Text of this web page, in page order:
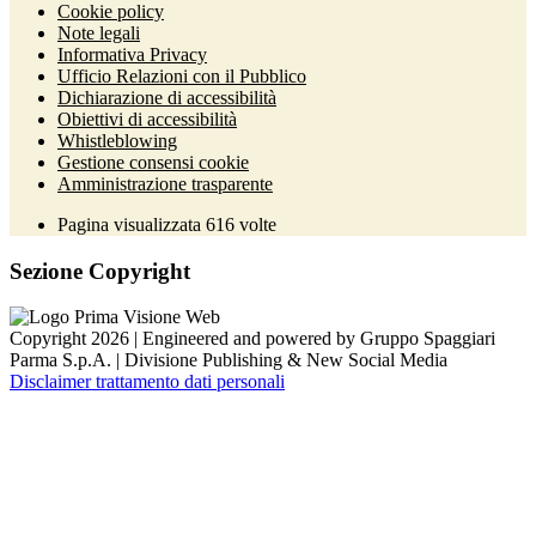
Cookie policy
Note legali
Informativa Privacy
Ufficio Relazioni con il Pubblico
Dichiarazione di accessibilità
Obiettivi di accessibilità
Whistleblowing
Gestione consensi cookie
Amministrazione trasparente
Pagina visualizzata 616 volte
Sezione Copyright
Copyright 2026 | Engineered and powered by Gruppo Spaggiari
Parma S.p.A. | Divisione Publishing & New Social Media
Disclaimer trattamento dati personali